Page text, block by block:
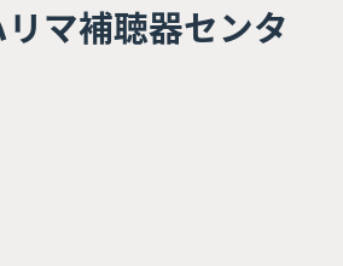
マ補聴器センタ